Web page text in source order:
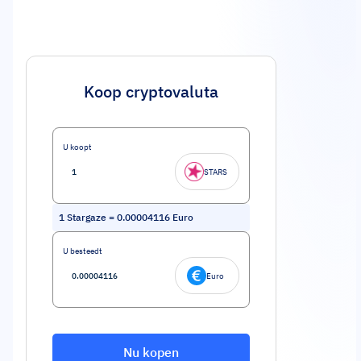
Koop cryptovaluta
U koopt
STARS
1 Stargaze = 0.00004116 Euro
U besteedt
Euro
Nu kopen